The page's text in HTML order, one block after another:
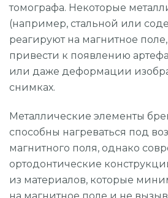
томографа. Некоторые
(например, стальной или
реагируют на магнитное
привести к появлению
или даже деформации
снимках.
Металлические элементы
способны нагреваться под
магнитного поля, однако
ортодонтические
из материалов, которые